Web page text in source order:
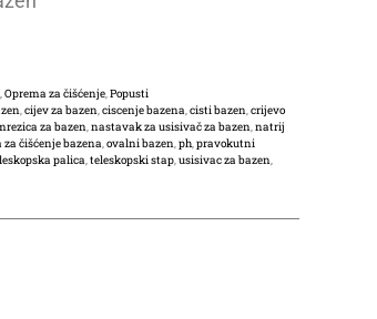
,Oprema za čišćenje,Popusti
,cijev za bazen,ciscenje bazena,cisti bazen,crijevo
za bazen,nastavak za usisivač za bazen,natrij
za čišćenje bazena,ovalni bazen,ph,pravokutni
palica,teleskopski stap,usisivac za bazen,